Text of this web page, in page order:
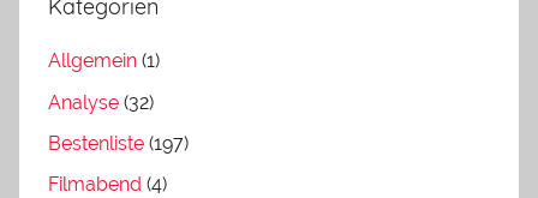
Kategorien
Allgemein (1)
Analyse (32)
Bestenliste (197)
Filmabend (4)